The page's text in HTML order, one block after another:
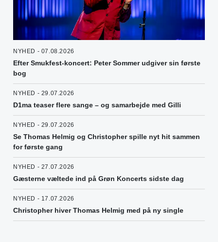
NYHED - 07.08.2026
Efter Smukfest-koncert: Peter Sommer udgiver sin første
bog
NYHED - 29.07.2026
D1ma teaser flere sange – og samarbejde med Gilli
NYHED - 29.07.2026
Se Thomas Helmig og Christopher spille nyt hit sammen
for første gang
NYHED - 27.07.2026
Gæsterne væltede ind på Grøn Koncerts sidste dag
NYHED - 17.07.2026
Christopher hiver Thomas Helmig med på ny single